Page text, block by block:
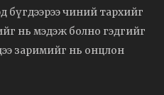
бүгдээрээ чиний тархийг
нь мэдэж болно гэдгийг
заримийг нь онцлон